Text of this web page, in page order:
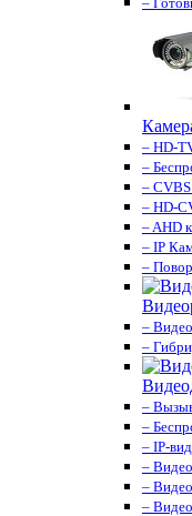
– HD-
–
–
– HD-
– AHD
– IP
–
–
–
–
–
– IP-
–
–
–